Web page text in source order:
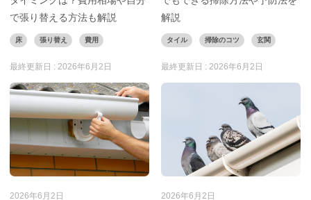
で張り替える方法も解説
床 張り替え 費用
最終更新日 : 2026年6月2日
解説
タイル 掃除のコツ 玄関
最終更新日 :2026年6月2日
2026年6月2日 2026年6月2日